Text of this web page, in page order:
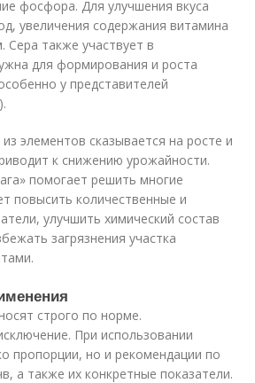
фосфора. Для улучшения вкуса
увеличения содержания витамина
Сера также участвует в
для формирования и роста
у представителей
элементов сказывается на росте и
к снижению урожайности.
помогает решить многие
повысить количественные и
улучшить химический состав
загрязнения участка
строго по норме.
При использовании
пропорции, но и рекомендации по
а также их конкретные показатели.